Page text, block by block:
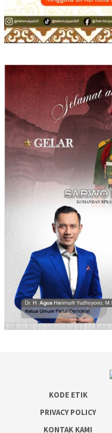
KODE ETIK
PRIVACY POLICY
KONTAK KAMI